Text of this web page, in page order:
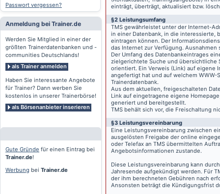
Passwort vergessen?
Anmeldung bei Trainer.de
Werden Sie Mitglied in einer der
größten Trainerdatenbanken und -
communities Deutschlands!
als Trainer anmelden
Haben Sie interessante Angebote
für Trainer? Dann werben Sie
kostenlos in unserer Trainerbörse!
als Börsenanbieter inserieren
Gute Gründe für einen Eintrag bei
Trainer.de!
Werbung bei Trainer.de
einträgt, überträgt, aktualisiert bzw.
§2 Leistungsumfang
TMS gewährleistet unter der Internet-
in einer Datenbank, in die interessierte,
eintragen können. Der
das Internet zur Verfügung.
Der Umfang des Datenbankeintrages
zielgerichtete Suche und übersichtliche
orientiert. Ein Verweis (Link) auf eigene
angefertigt hat und auf welchem
Trainerdatenbank.
Aus dem aktuellen, freigeschalteten
Link auf eingetragene eigene
generiert und bereitgestellt.
TMS behält sich vor, die Freischaltung
§3 Leistungsvereinbarung
Eine Leistungsvereinbarung zwischen
ausgelösten Freigabe der online
oder Telefax an TMS übermittelten
Angebotsinformationen zustande.
Diese Leistungsvereinbarung kann
Jahresende aufgekündigt werden. Für
der ihm berechneten Gebühren nach
Ansonsten beträgt die Kündigungsfrist